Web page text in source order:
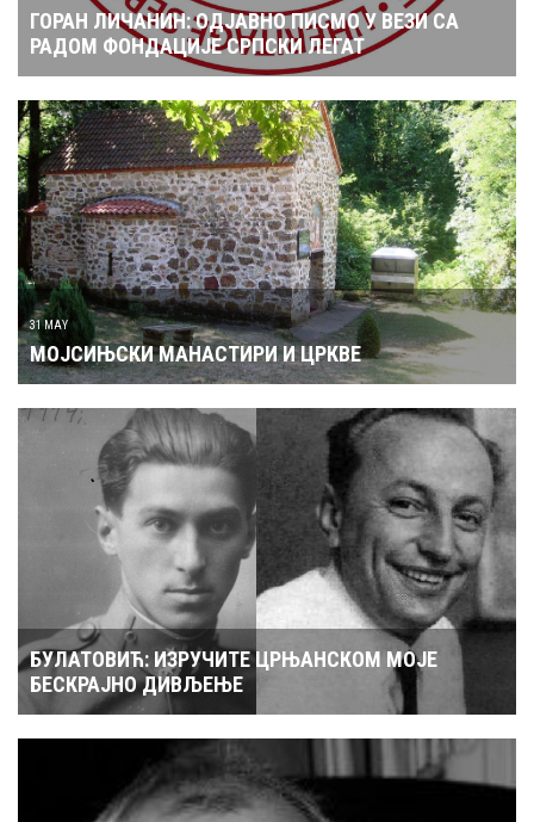
ГОРАН ЛИЧАНИН: ОДЈАВНО ПИСМО У ВЕЗИ СА
РАДОМ ФОНДАЦИЈЕ СРПСКИ ЛЕГАТ
31 MAY
МОЈСИЊСКИ МАНАСТИРИ И ЦРКВЕ
БУЛАТОВИЋ: ИЗРУЧИТЕ ЦРЊАНСКОМ МОЈЕ
БЕСКРАЈНО ДИВЉЕЊЕ